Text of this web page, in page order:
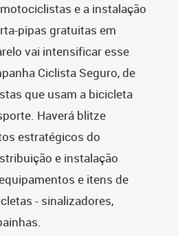
e a instalação
pipas gratuitas em
vai intensificar esse
Ciclista Seguro, de
que usam a bicicleta
Haverá blitze
estratégicos do
e instalação
e itens de
- sinalizadores,